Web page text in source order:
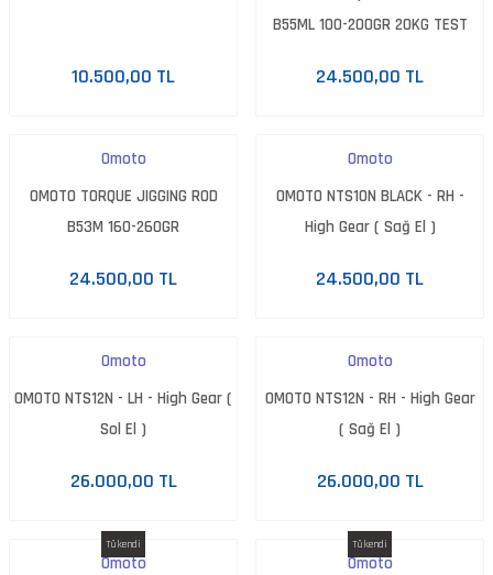
10.500,00 TL
B55ML 100-200GR 20KG TEST
24.500,00 TL
Omoto
OMOTO TORQUE JIGGING ROD
B53M 160-260GR
24.500,00 TL
Omoto
OMOTO NTS10N BLACK - RH -
High Gear ( Sağ El )
24.500,00 TL
Omoto
OMOTO NTS12N - LH - High Gear (
Sol El )
26.000,00 TL
Omoto
OMOTO NTS12N - RH - High Gear
( Sağ El )
26.000,00 TL
Tükendi
Omoto
Tükendi
Omoto